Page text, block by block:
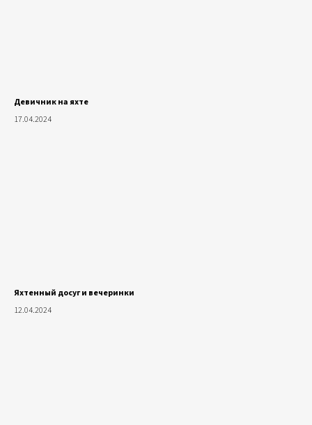
Девичник на яхте
17.04.2024
Яхтенный досуг и вечеринки
12.04.2024